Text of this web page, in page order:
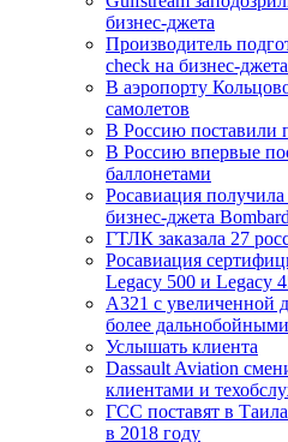
бизнес-джета
Производитель
check на бизнес-
В аэропорту
самолетов
В Россию поставили
В Россию впервые
баллонетами
Росавиация
бизнес-джета
ГТЛК заказала 27
Росавиация
Legacy 500 и Legacy
A321 с увеличенной
более дальнобойными
Услышать клиента
Dassault Aviation
клиентами и
ГСС поставят в
в 2018 году